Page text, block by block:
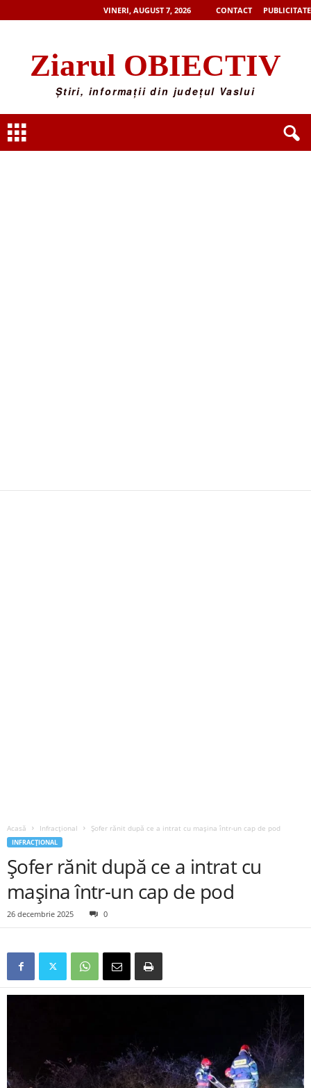
VINERI, AUGUST 7, 2026 CONTACT PUBLICITATE
Ziarul OBIECTIV
Știri, informații din județul Vaslui
Acasă Infracțional Șofer rănit după ce a intrat cu mașina într-un cap de pod
INFRACȚIONAL
Șofer rănit după ce a intrat cu
mașina într-un cap de pod
26 decembrie 2025 0